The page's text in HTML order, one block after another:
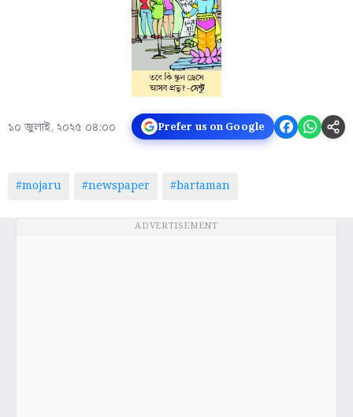
১০ জুলাই, ২০২৫ ০৪:০০ Prefer us on Google
#mojaru #newspaper #bartaman
ADVERTISEMENT